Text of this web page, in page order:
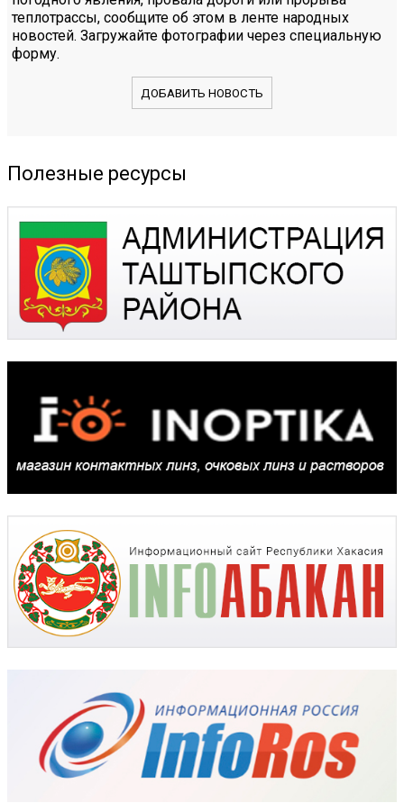
теплотрассы, сообщите об этом в ленте народных
новостей. Загружайте фотографии через специальную
форму.
ДОБАВИТЬ НОВОСТЬ
Полезные ресурсы